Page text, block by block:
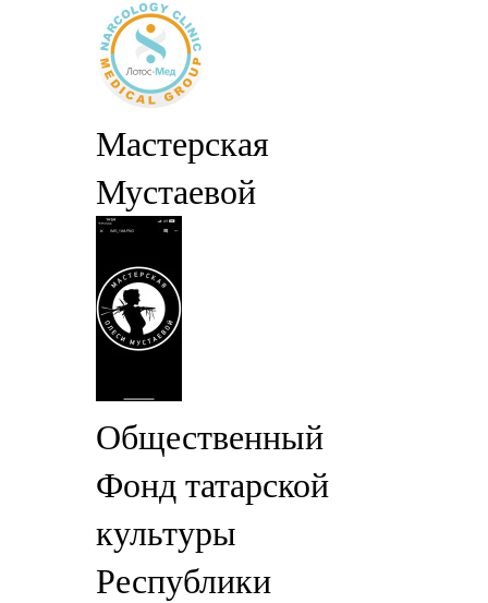
Мастерская
Мустаевой
Общественный
Фонд татарской
культуры
Республики